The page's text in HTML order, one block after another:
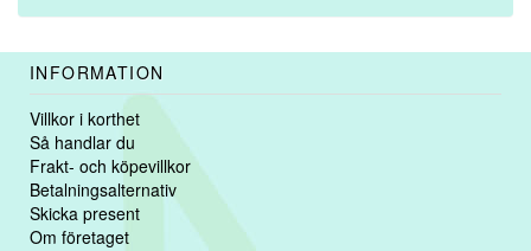
INFORMATION
Villkor i korthet
Så handlar du
Frakt- och köpevillkor
Betalningsalternativ
Skicka present
Om företaget